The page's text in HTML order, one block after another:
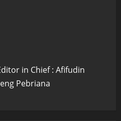
in Chief : Afifudin
Pebriana